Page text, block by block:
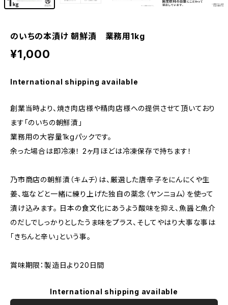
のいちの本漬け 朝鮮漬 業務用1kg
¥1,000
International shipping available
創業当時より、焼き肉店様や精肉店様への提供させて頂いており
ます「のいちの朝鮮漬」
業務用の大容量1kgパックです。
余った場合は即冷凍！ 2ヶ月ほどは冷凍保存で持ちます！
乃市商店の朝鮮漬（キムチ）は、厳選した唐辛子をにんにくや生
姜、塩などと一緒に練り上げた独自の薬念（ヤンニョム）を使って
漬け込みます。 日本の食文化にあうよう酸味を抑え、魚醤と魚介
のだしでしっかりとしたうま味をプラス、そしてやはり大事な事は
「きちんと辛い」という事。
賞味期限：製造日より20日間
International shipping available